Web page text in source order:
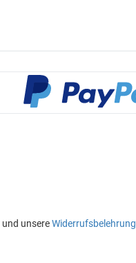
und unsereWiderrufsbelehrung